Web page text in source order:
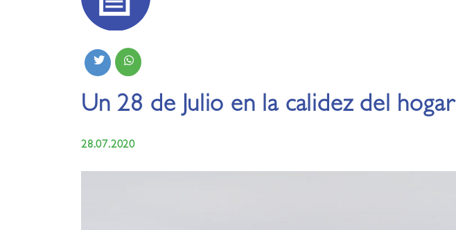
Un 28 de Julio en la calidez del hogar
28.07.2020